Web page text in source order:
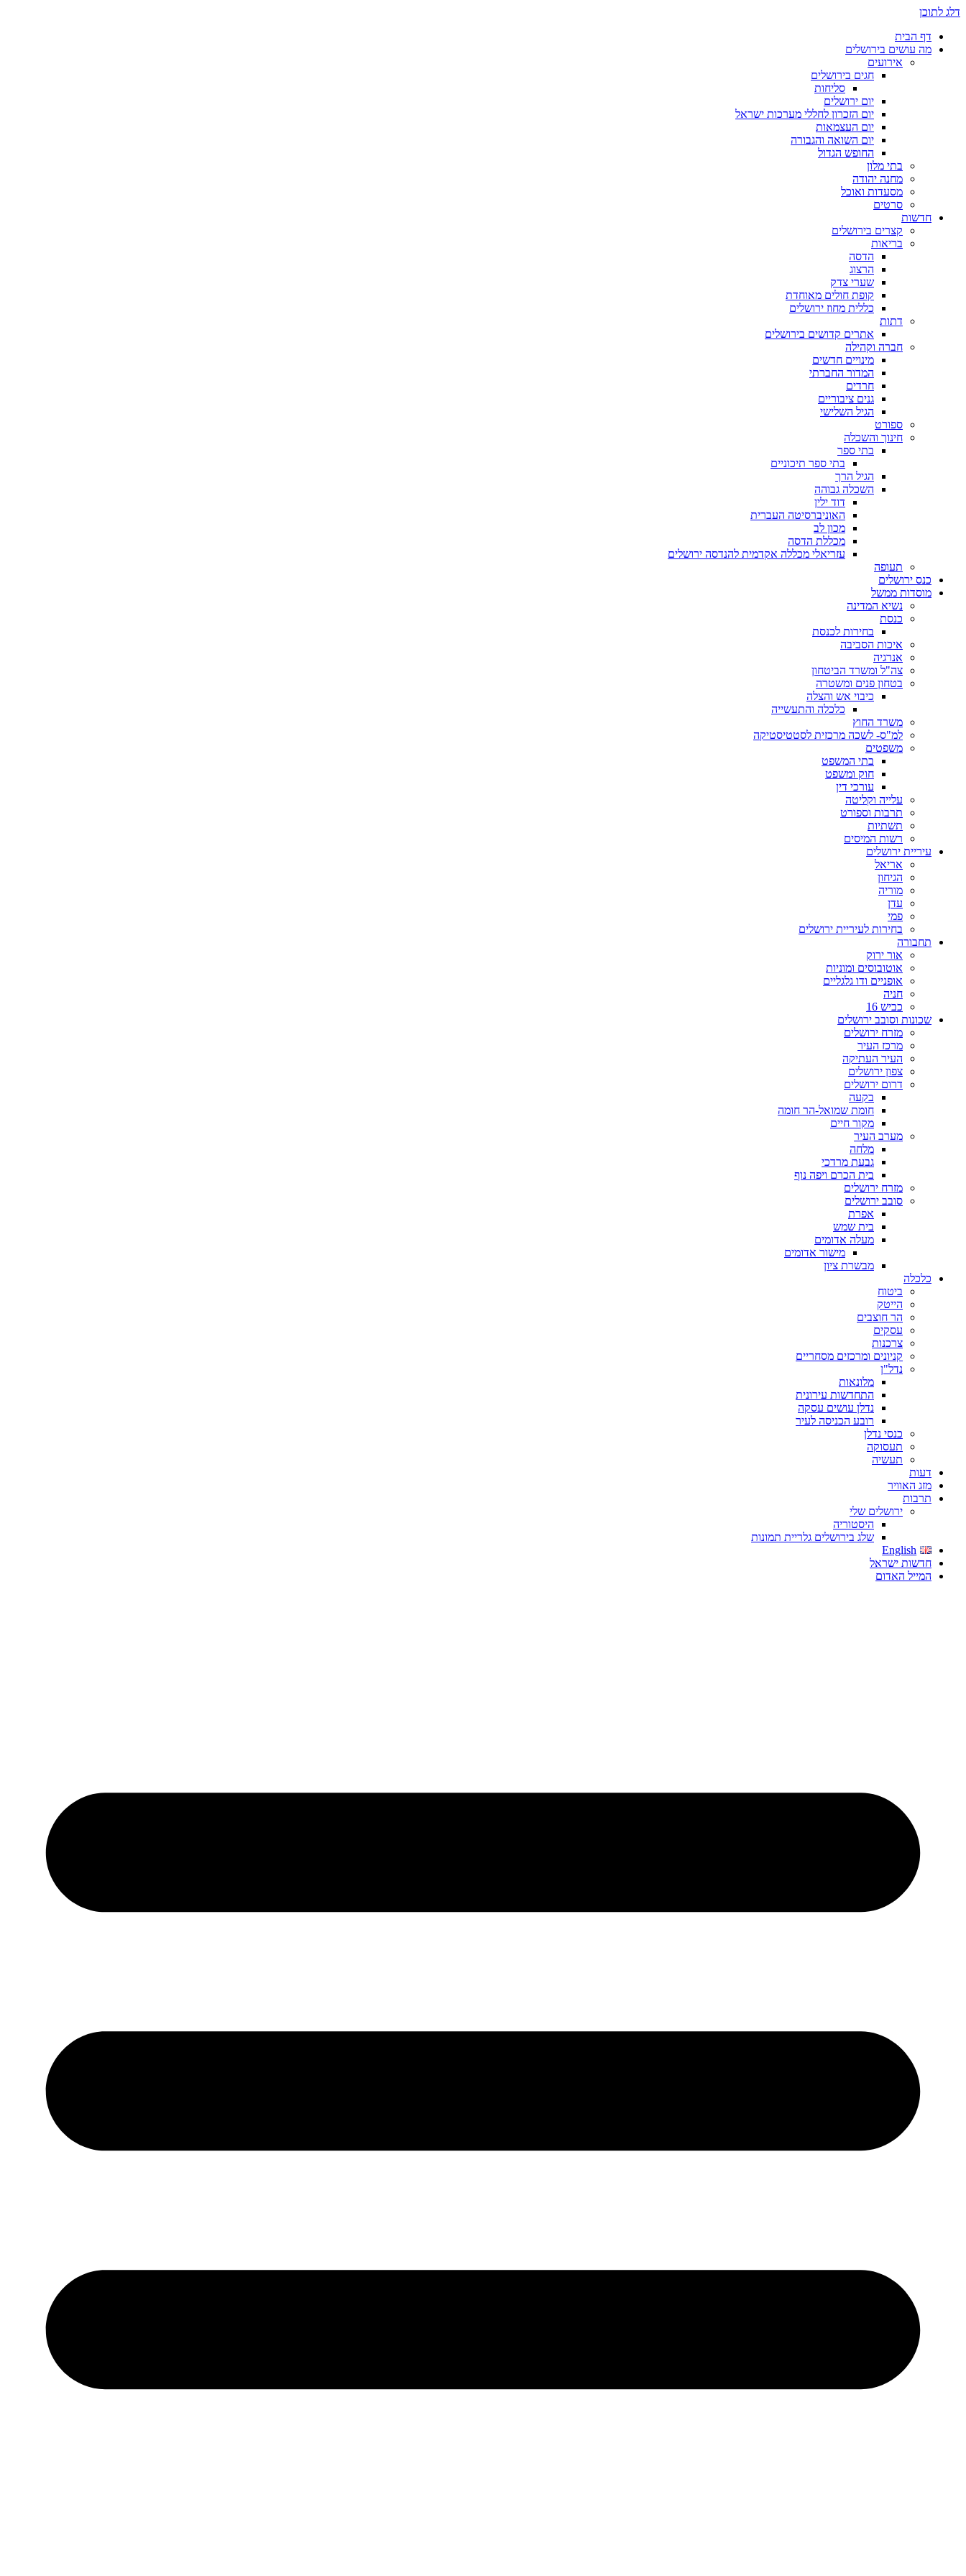
דלג לתוכן
דף הבית
מה עושים בירושלים
אירועים
חגים בירושלים
סליחות
יום ירושלים
יום הזכרון לחללי מערכות ישראל
יום העצמאות
יום השואה והגבורה
החופש הגדול
בתי מלון
מחנה יהודה
מסעדות ואוכל
סרטים
חדשות
קצרים בירושלים
בריאות
הדסה
הרצוג
שערי צדק
קופת חולים מאוחדת
כללית מחוז ירושלים
דתות
אתרים קדושים בירושלים
חברה וקהילה
מינויים חדשים
המדור החברתי
חרדים
גנים ציבוריים
הגיל השלישי
ספורט
חינוך והשכלה
בתי ספר
בתי ספר תיכוניים
הגיל הרך
השכלה גבוהה
דוד ילין
האוניברסיטה העברית
מכון לב
מכללת הדסה
עזריאלי מכללה אקדמית להנדסה ירושלים
תעופה
כנס ירושלים
מוסדות ממשל
נשיא המדינה
כנסת
בחירות לכנסת
איכות הסביבה
אנרגיה
צה"ל ומשרד הביטחון
בטחון פנים ומשטרה
כיבוי אש והצלה
כלכלה והתעשייה
משרד החוץ
למ"ס- לשכה מרכזית לסטטיסטיקה
משפטים
בתי המשפט
חוק ומשפט
עורכי דין
עלייה וקליטה
תרבות וספורט
תשתיות
רשות המיסים
עיריית ירושלים
אריאל
הגיחון
מוריה
עדן
פמי
בחירות לעיריית ירושלים
תחבורה
אור ירוק
אוטובוסים ומוניות
אופניים ודו גלגליים
חניה
כביש 16
שכונות וסובב ירושלים
מזרח ירושלים
מרכז העיר
העיר העתיקה
צפון ירושלים
דרום ירושלים
בקעה
חומת שמואל-הר חומה
מקור חיים
מערב העיר
מלחה
גבעת מרדכי
בית הכרם ויפה נוף
מזרח ירושלים
סובב ירושלים
אפרת
בית שמש
מעלה אדומים
מישור אדומים
מבשרת ציון
כלכלה
ביטוח
הייטק
הר חוצבים
עסקים
צרכנות
קניונים ומרכזים מסחריים
נדל"ן
מלונאות
התחדשות עירונית
נדלן עושים עסקה
רובע הכניסה לעיר
כנסי נדלן
תעסוקה
תעשיה
דעות
מזג האוויר
תרבות
ירושלים שלי
היסטוריה
שלג בירושלים גלריית תמונות
English
חדשות ישראל
המייל האדום